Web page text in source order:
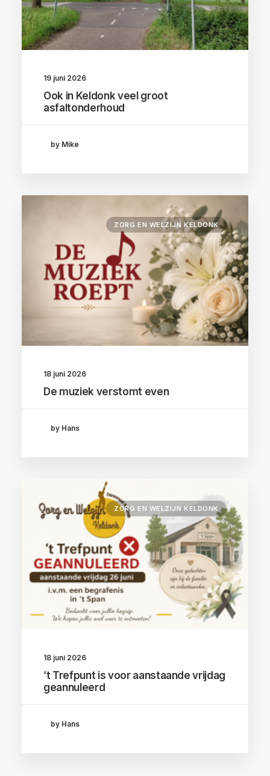
19 juni 2026
Ook in Keldonk veel groot
asfaltonderhoud
by Mike
ZORG EN WELZIJN KELDONK
18 juni 2026
De muziek verstomt even
by Hans
ZORG EN WELZIJN KELDONK
18 juni 2026
’t Trefpunt is voor aanstaande vrijdag
geannuleerd
by Hans